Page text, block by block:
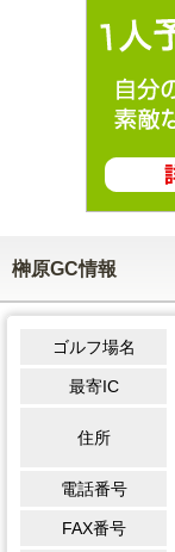
榊原GC情報
ゴルフ場名
最寄IC
住所
電話番号
FAX番号